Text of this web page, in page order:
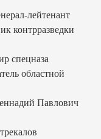
лейтенант
контрразведки
спецназа
областной
Павлович